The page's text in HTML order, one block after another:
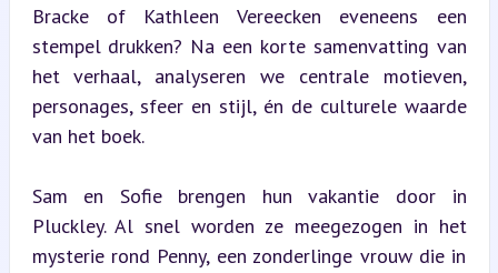
Bracke of Kathleen Vereecken eveneens een
stempel drukken? Na een korte samenvatting van
het verhaal, analyseren we centrale motieven,
personages, sfeer en stijl, én de culturele waarde
van het boek.
Sam en Sofie brengen hun vakantie door in
Pluckley. Al snel worden ze meegezogen in het
mysterie rond Penny, een zonderlinge vrouw die in